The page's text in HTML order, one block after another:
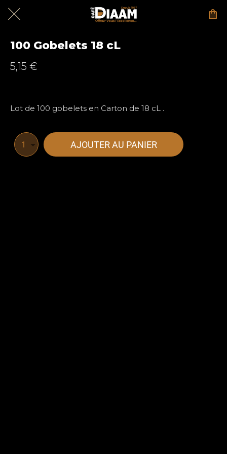
100 Gobelets 18 cL
5,15 €
Lot de 100 gobelets en Carton de 18 cL .
1 AJOUTER AU PANIER